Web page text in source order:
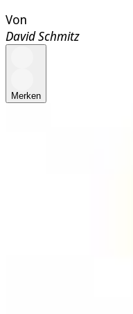
Von
David Schmitz
Merken